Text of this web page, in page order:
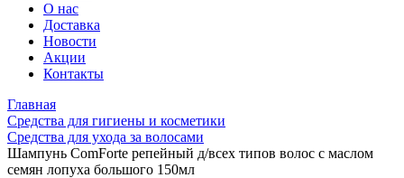
О нас
Доставка
Новости
Акции
Контакты
Главная
Средства для гигиены и косметики
Средства для ухода за волосами
Шампунь ComForte репейный д/всех типов волос с маслом
семян лопуха большого 150мл